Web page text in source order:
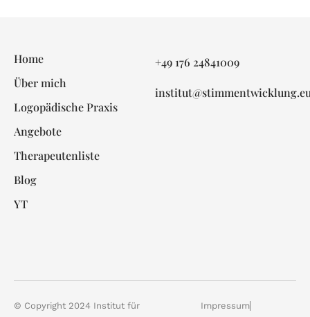
Home
Über mich
Logopädische Praxis
Angebote
Therapeutenliste
Blog
YT
+49 176 24841009
© Copyright 2024 Institut für
Impressum